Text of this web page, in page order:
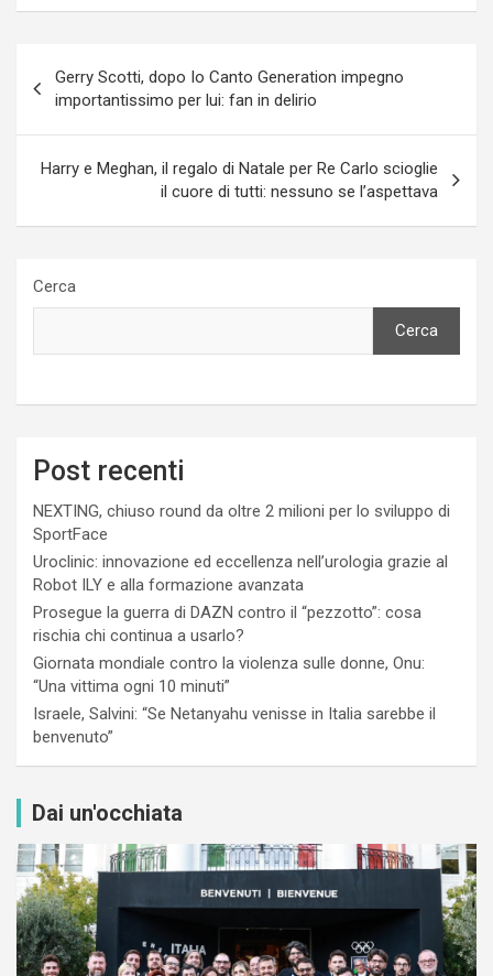
articoli
Gerry Scotti, dopo Io Canto Generation impegno
importantissimo per lui: fan in delirio
Harry e Meghan, il regalo di Natale per Re Carlo scioglie
il cuore di tutti: nessuno se l’aspettava
Cerca
Cerca
Post recenti
NEXTING, chiuso round da oltre 2 milioni per lo sviluppo di
SportFace
Uroclinic: innovazione ed eccellenza nell’urologia grazie al
Robot ILY e alla formazione avanzata
Prosegue la guerra di DAZN contro il “pezzotto”: cosa
rischia chi continua a usarlo?
Giornata mondiale contro la violenza sulle donne, Onu:
“Una vittima ogni 10 minuti”
Israele, Salvini: “Se Netanyahu venisse in Italia sarebbe il
benvenuto”
Dai un'occhiata